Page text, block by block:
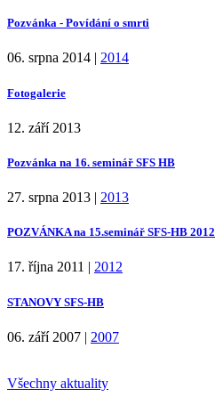
Pozvánka - Povídání o smrti
06. srpna 2014 | 2014
Fotogalerie
12. září 2013
Pozvánka na 16. seminář SFS HB
27. srpna 2013 | 2013
POZVÁNKA na 15.seminář SFS-HB 2012
17. října 2011 | 2012
STANOVY SFS-HB
06. září 2007 | 2007
Všechny aktuality